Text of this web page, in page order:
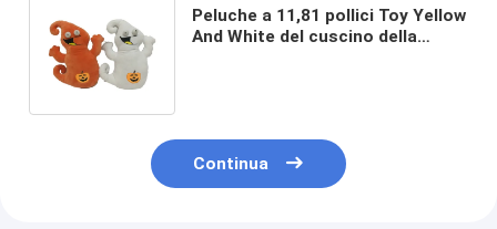
Peluche a 11,81 pollici Toy Yellow
And White del cuscino della
Continua